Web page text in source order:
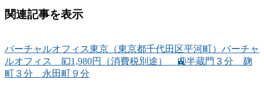
関連記事を表示
バーチャルオフィス東京（東京都千代田区平河町）バーチャ
ルオフィス 💴1,980円（消費税別途） 🚉半蔵門３分 麹
町３分 永田町９分